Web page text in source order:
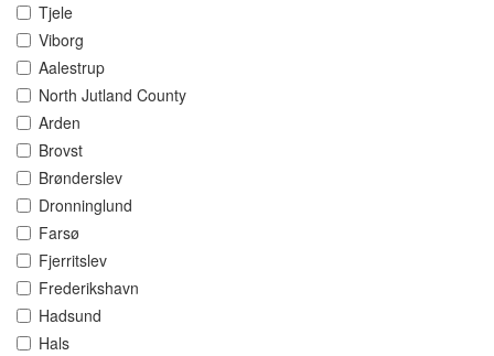
Tjele
Viborg
Aalestrup
North Jutland County
Arden
Brovst
Brønderslev
Dronninglund
Farsø
Fjerritslev
Frederikshavn
Hadsund
Hals